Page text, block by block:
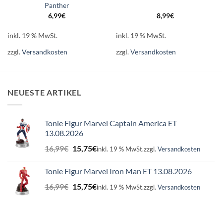
Panther
6,99€
inkl. 19 % MwSt.
zzgl.Versandkosten
8,99€
inkl. 19 % MwSt.
zzgl.Versandkosten
NEUESTE ARTIKEL
Tonie Figur Marvel Captain America ET
13.08.2026
16,99€ Ursprünglicher
Preis
16,99€
15,75€Aktueller
15,75€.
inkl. 19 % MwSt.zzgl. Versandkosten
Tonie Figur Marvel Iron Man ET 13.08.2026
16,99€ Ursprünglicher
Preis
15,75€Aktueller
inkl. 19 % MwSt.zzgl. Versandkosten